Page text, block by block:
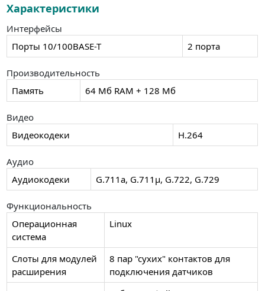
Характеристики
Интерфейсы
Порты 10/100BASE-T
2 порта
Производительность
Память
64 Мб RAM + 128 Мб
Видео
Видеокодеки
H.264
Аудио
Аудиокодеки
G.711a, G.711μ, G.722, G.729
Функциональность
Операционная
система
Linux
Слоты для модулей
расширения
8 пар "сухих" контактов для
подключения датчиков